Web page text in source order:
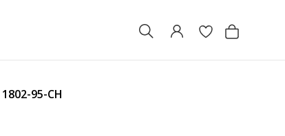
1802-95-CH